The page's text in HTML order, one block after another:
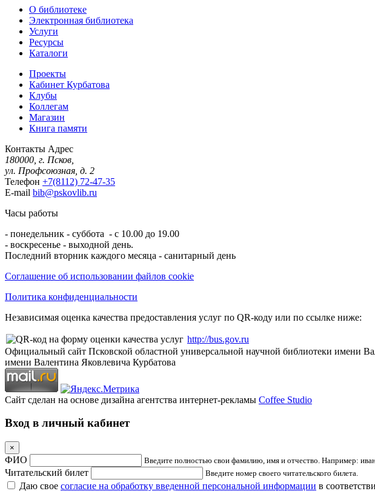
О библиотеке
Электронная библиотека
Услуги
Ресурсы
Каталоги
Проекты
Кабинет Курбатова
Клубы
Коллегам
Магазин
Книга памяти
Контакты Адрес
180000, г. Псков,
ул. Профсоюзная, д. 2
Телефон +7(8112) 72-47-35
E-mail bib@pskovlib.ru
Часы работы
- понедельник - суббота - с 10.00 до 19.00
- воскресенье - выходной день.
Последний вторник каждого месяца - санитарный день
Соглашение об использовании файлов cookie
Политика конфиденциальности
Независимая оценка качества предоставления услуг по QR-коду или по ссылке ниже:
http://bus.gov.ru
Официальный сайт Псковской областной универсальной научной библиотеки имени
имени Валентина Яковлевича Курбатова
Сайт сделан на основе дизайна агентства интернет-рекламы Coffee Studio
Вход в личный кабинет
×
ФИО Введите полностью свои фамилию, имя и отчество. Например:
Читательский билет Введите номер своего читательского билета.
Даю свое согласие на обработку введенной персональной информации в